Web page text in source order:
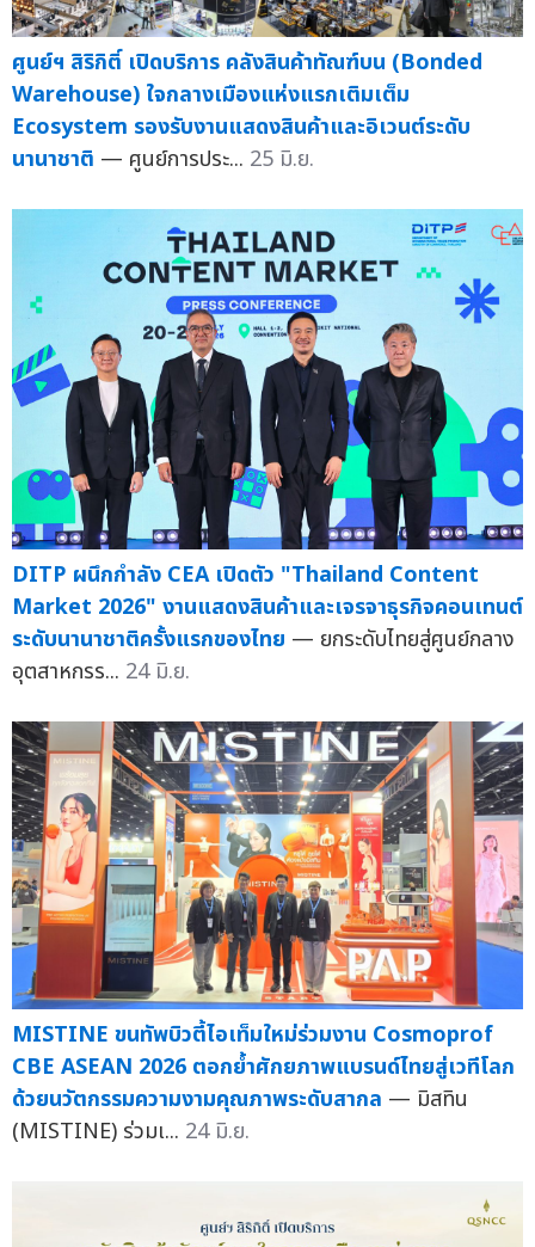
ศูนย์ฯ สิริกิติ์ เปิดบริการ คลังสินค้าทัณฑ์บน (Bonded
Warehouse) ใจกลางเมืองแห่งแรกเติมเต็ม
Ecosystem รองรับงานแสดงสินค้าและอิเวนต์ระดับ
นานาชาติ — ศูนย์การประ... 25 มิ.ย.
DITP ผนึกกำลัง CEA เปิดตัว "Thailand Content
Market 2026" งานแสดงสินค้าและเจรจาธุรกิจคอนเทนต์
ระดับนานาชาติครั้งแรกของไทย — ยกระดับไทยสู่ศูนย์กลาง
อุตสาหกรร... 24 มิ.ย.
MISTINE ขนทัพบิวตี้ไอเท็มใหม่ร่วมงาน Cosmoprof
CBE ASEAN 2026 ตอกย้ำศักยภาพแบรนด์ไทยสู่เวทีโลก
ด้วยนวัตกรรมความงามคุณภาพระดับสากล — มิสทิน
(MISTINE) ร่วมเ... 24 มิ.ย.